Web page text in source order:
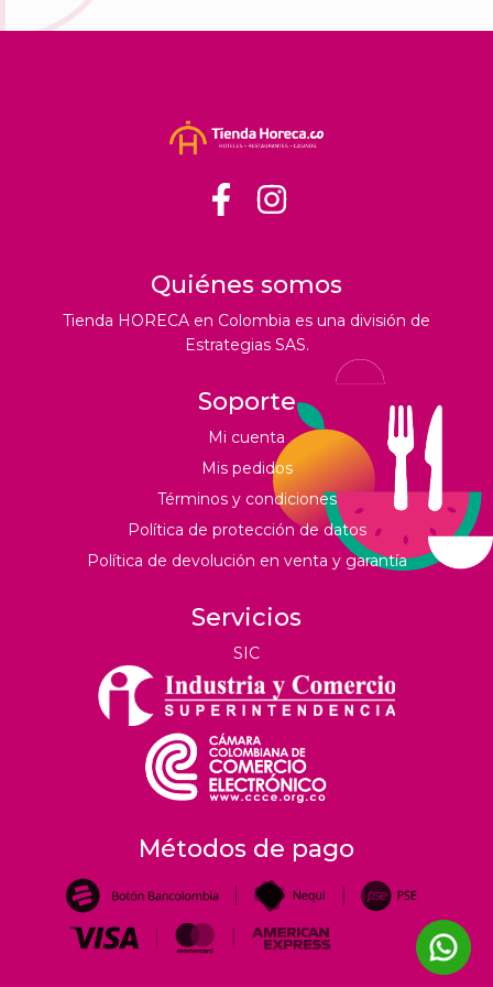
Quiénes somos
Tienda HORECA en Colombia es una división de
Estrategias SAS.
Soporte
Mi cuenta
Mis pedidos
Términos y condiciones
Política de protección de datos
Política de devolución en venta y garantía
Servicios
SIC
Métodos de pago